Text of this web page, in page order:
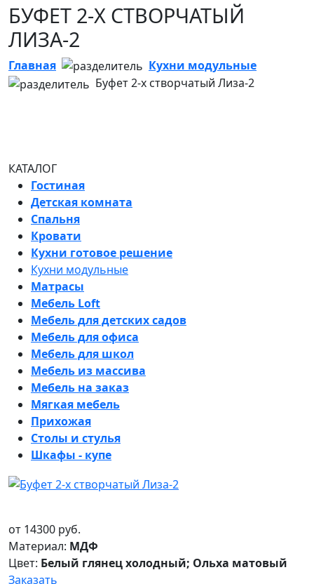
БУФЕТ 2-Х СТВОРЧАТЫЙ
ЛИЗА-2
Главная
Кухни модульные
Буфет 2-х створчатый Лиза-2
КАТАЛОГ
Гостиная
Детская комната
Спальня
Кровати
Кухни готовое решение
Кухни модульные
Матрасы
Мебель Loft
Мебель для детских садов
Мебель для офиса
Мебель для школ
Мебель из массива
Мебель на заказ
Мягкая мебель
Прихожая
Столы и стулья
Шкафы - купе
от 14300 руб.
Материал: МДФ
Цвет: Белый глянец холодный; Ольха матовый
Заказать